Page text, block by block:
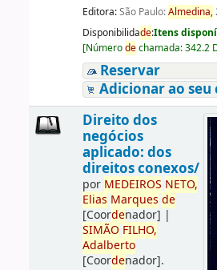
Editora:São Paulo:Almedina,
Disponibilidade:Itens
[Númerodechamada:342.2
Reservar
Adicionar ao
Direito dos
negócios
aplicado: dos
direitos conexos/
por MEDEIROS NETO,
Elias Marques de
[Coordenador] |
SIMÃO FILHO,
Adalberto
[Coordenador].